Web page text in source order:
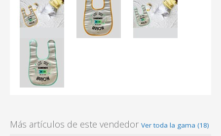
Más artículos de este vendedor Ver toda la gama (18)